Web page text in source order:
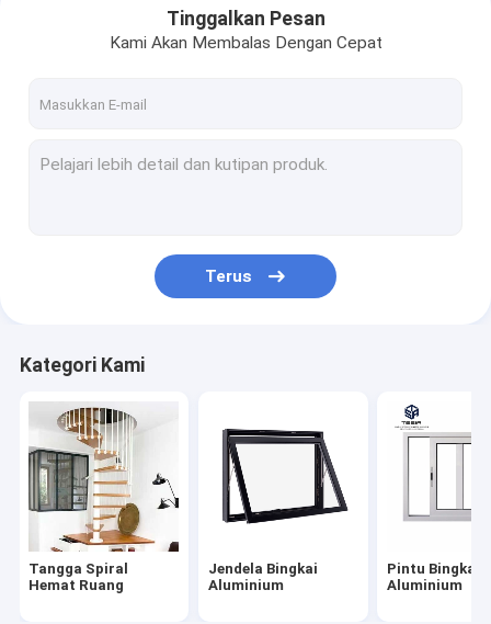
Tangga Spiral Hemat Ruang
Railing Tangga Interior
Bengkel struktur baja
Perabotan Modern Sederhana
Lemari Kamar Mandi yang Disesuaikan
Lantai Butir Kayu
Tinggalkan Pesan
Kami Akan Membalas Dengan Cepat
Terus
Kategori Kami
Tangga Spiral
Hemat Ruang
Jendela Bingkai
Aluminium
Pintu Bingkai
Aluminium